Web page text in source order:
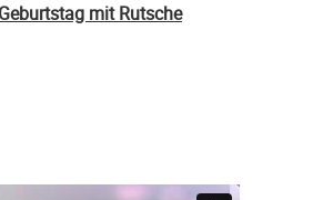
mit Rutsche